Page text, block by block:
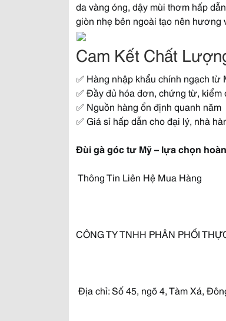
da vàng óng, dậy mùi thơm hấp
giòn nhẹ bên ngoài tạo nên hương
Cam Kết Chất
✅ Hàng nhập khẩu chính ngạch từ
✅ Đầy đủ hóa đơn, chứng từ, kiểm
✅ Nguồn hàng ổn định quanh năm
✅ Giá sỉ hấp dẫn cho đại lý, nhà
Đùi gà góc tư Mỹ – lựa chọn
Thông Tin Liên Hệ Mua Hàng
CÔNG TY TNHH PHÂN PHỐI
Địa chỉ: Số 45, ngõ 4, Tàm Xá,